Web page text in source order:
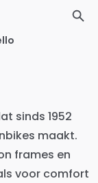
sinds 1952
maakt.
frames en
voor comfort